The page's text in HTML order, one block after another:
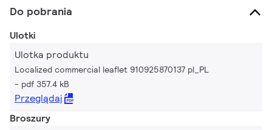
Do pobrania
Ulotki
Ulotka produktu
Localized commercial leaflet 910925870137 pl_PL
pdf 357.4 kB
Przeglądaj
Broszury